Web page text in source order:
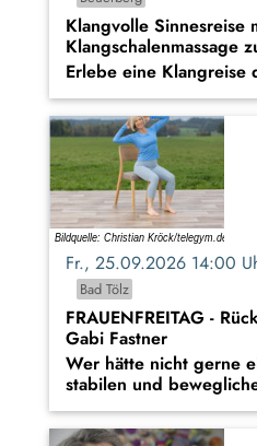
Klangvolle Sinnesreise
Klangschalenmassage
Erlebe eine Klangreise
Fr., 25.09.2026 14:00
Bad Tölz
FRAUENFREITAG -
Gabi Fastner
Wer hätte nicht gerne
stabilen und